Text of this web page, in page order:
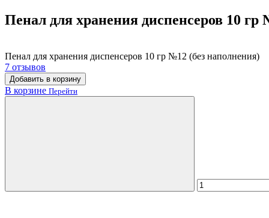
Пенал для хранения диспенсеров 10 гр
Пенал для хранения диспенсеров 10 гр №12 (без наполнения)
7 отзывов
Добавить в корзину
В корзине Перейти